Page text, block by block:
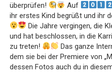
überprüfen!
Auf
ihr erstes Kind begrüßt und ihr
Die Jahre vergingen, die
und hat beschlossen, in die
zu treten!
Das ganze
dem sie bei der Premiere von
dessen Fotos auch du in